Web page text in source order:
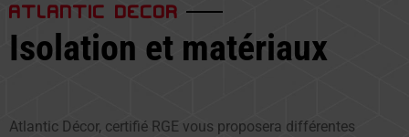
ATLANTIC DECOR
Isolation et matériaux
Atlantic Décor, certifié RGE vous proposera différentes